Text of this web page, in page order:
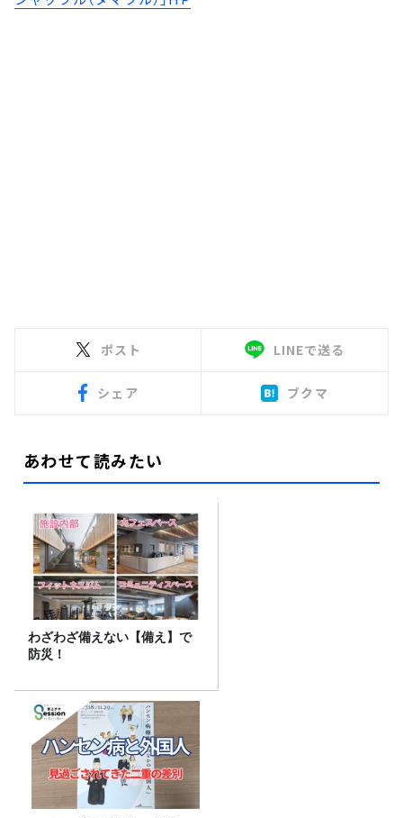
ポスト LINEで送る
シェア ブクマ
あわせて読みたい
わざわざ備えない【備え】で
防災！